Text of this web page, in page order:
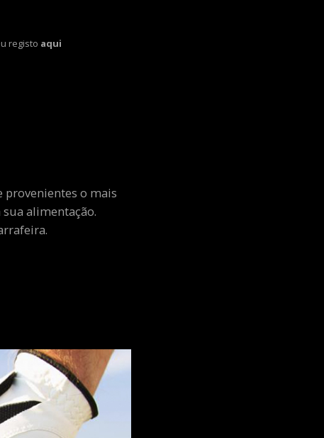
registo aqui
provenientes o mais
alimentação.